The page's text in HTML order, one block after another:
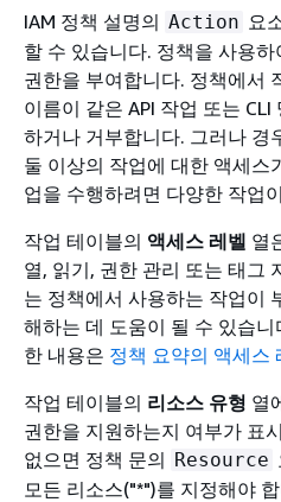
IAM 정책 설명의 Action 요
할 수 있습니다. 정책을 사용
권한을 부여합니다. 정책에서
이름이 같은 API 작업 또는
하거나 거부합니다. 그러나 경
둘 이상의 작업에 대한 액세스
업을 수행하려면 다양한 작업
작업 테이블의 액세스 레벨 열
열, 읽기, 권한 관리 또는 태그
는 정책에서 사용하는 작업이
해하는 데 도움이 될 수 있습
한 내용은 정책 요약의 액세스
작업 테이블의 리소스 유형 열
권한을 지원하는지 여부가 표
없으면 정책 문의 Resource
모든 리소스("*")를 지정해야